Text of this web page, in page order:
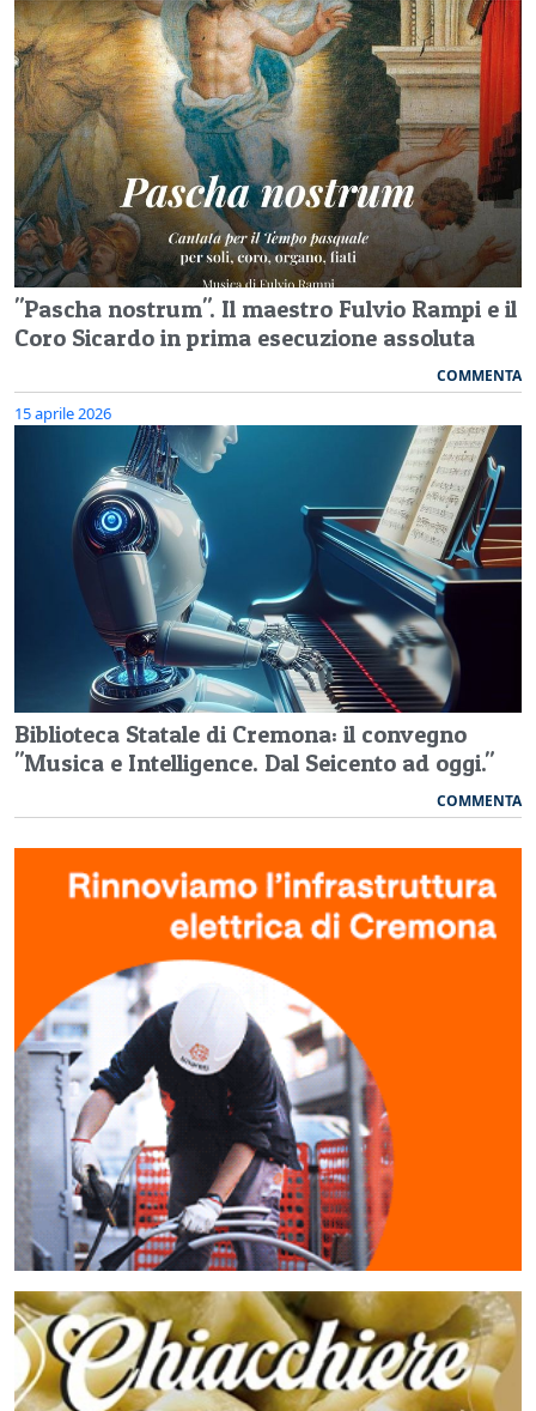
"Pascha nostrum". Il maestro Fulvio Rampi e il
Coro Sicardo in prima esecuzione assoluta
COMMENTA
15 aprile 2026
Biblioteca Statale di Cremona: il convegno
"Musica e Intelligence. Dal Seicento ad oggi."
COMMENTA